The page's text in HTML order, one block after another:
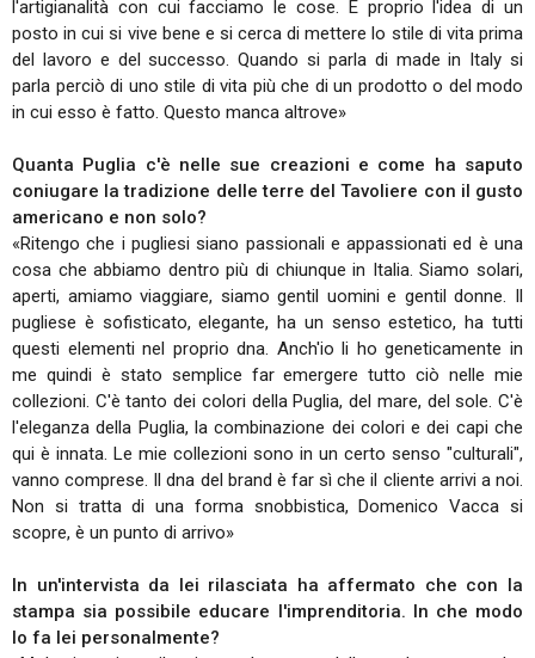
l'artigianalità con cui facciamo le cose. È proprio l'idea di un
posto in cui si vive bene e si cerca di mettere lo stile di vita prima
del lavoro e del successo. Quando si parla di made in Italy si
parla perciò di uno stile di vita più che di un prodotto o del modo
in cui esso è fatto. Questo manca altrove»
Quanta Puglia c'è nelle sue creazioni e come ha saputo
coniugare la tradizione delle terre del Tavoliere con il gusto
americano e non solo?
«Ritengo che i pugliesi siano passionali e appassionati ed è una
cosa che abbiamo dentro più di chiunque in Italia. Siamo solari,
aperti, amiamo viaggiare, siamo gentil uomini e gentil donne. Il
pugliese è sofisticato, elegante, ha un senso estetico, ha tutti
questi elementi nel proprio dna. Anch'io li ho geneticamente in
me quindi è stato semplice far emergere tutto ciò nelle mie
collezioni. C'è tanto dei colori della Puglia, del mare, del sole. C'è
l'eleganza della Puglia, la combinazione dei colori e dei capi che
qui è innata. Le mie collezioni sono in un certo senso "culturali",
vanno comprese. Il dna del brand è far sì che il cliente arrivi a noi.
Non si tratta di una forma snobbistica, Domenico Vacca si
scopre, è un punto di arrivo»
In un'intervista da lei rilasciata ha affermato che con la
stampa sia possibile educare l'imprenditoria. In che modo
lo fa lei personalmente?